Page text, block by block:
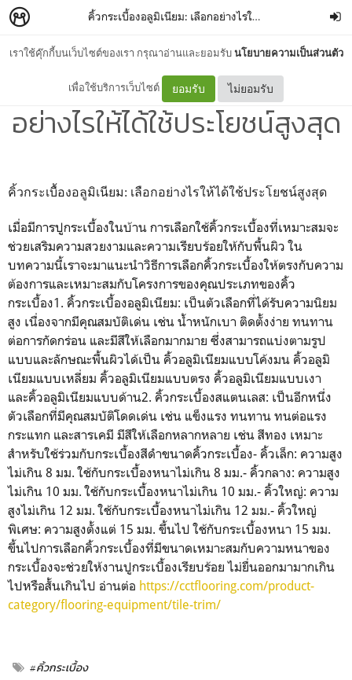
เราใช้คุ๊กกี้บนเว็บไซต์ของเรา กรุณาอ่านและยอมรับนโยบายความเป็นส่วนตัว
เพื่อใช้บริการเว็บไซต์ ยอมรับ ไม่ยอมรับ
คิ้วกระเบื้องอลูมิเนียม: เลือกอย่างไรให้ได้ใช้ประโยชน์สูงสุด
คิ้วกระเบื้องอลูมิเนียม: เลือก
อย่างไรให้ได้ใช้ประโยชน์สูงสุด
คิ้วกระเบื้องอลูมิเนียม: เลือกอย่างไรให้ได้ใช้ประโยชน์สูงสุด
เมื่อมีการปูกระเบื้องในบ้าน การเลือกใช้คิ้วกระเบื้องที่เหมาะสมจะ
ช่วยเสริมความสวยงามและความเรียบร้อยให้กับพื้นผิว ใน
บทความนี้เราจะมาแนะนำวิธีการเลือกคิ้วกระเบื้องให้ตรงกับความ
ต้องการและเหมาะสมกับโครงการของคุณประเภทของคิ้ว
กระเบื้อง1. คิ้วกระเบื้องอลูมิเนียม: เป็นตัวเลือกที่ได้รับความนิยม
สูง เนื่องจากมีคุณสมบัติเด่น เช่น น้ำหนักเบา ติดตั้งง่าย ทนทาน
ต่อการกัดกร่อน และมีสีให้เลือกมากมาย ซึ่งสามารถแบ่งตามรูป
แบบและลักษณะพื้นผิวได้เป็น คิ้วอลูมิเนียมแบบโค้งมน คิ้วอลูมิ
เนียมแบบเหลี่ยม คิ้วอลูมิเนียมแบบตรง คิ้วอลูมิเนียมแบบเงา
และคิ้วอลูมิเนียมแบบด้าน2. คิ้วกระเบื้องสแตนเลส: เป็นอีกหนึ่ง
ตัวเลือกที่มีคุณสมบัติโดดเด่น เช่น แข็งแรง ทนทาน ทนต่อแรง
กระแทก และสารเคมี มีสีให้เลือกหลากหลาย เช่น สีทอง เหมาะ
สำหรับใช้ร่วมกับกระเบื้องสีดำขนาดคิ้วกระเบื้อง- คิ้วเล็ก: ความสูง
ไม่เกิน 8 มม. ใช้กับกระเบื้องหนาไม่เกิน 8 มม.- คิ้วกลาง: ความสูง
ไม่เกิน 10 มม. ใช้กับกระเบื้องหนาไม่เกิน 10 มม.- คิ้วใหญ่: ความ
สูงไม่เกิน 12 มม. ใช้กับกระเบื้องหนาไม่เกิน 12 มม.- คิ้วใหญ่
พิเศษ: ความสูงตั้งแต่ 15 มม. ขึ้นไป ใช้กับกระเบื้องหนา 15 มม.
ขึ้นไปการเลือกคิ้วกระเบื้องที่มีขนาดเหมาะสมกับความหนาของ
กระเบื้องจะช่วยให้งานปูกระเบื้องเรียบร้อย ไม่ยื่นออกมามากเกิน
ไปหรือสั้นเกินไป อ่านต่อ https://cctflooring.com/product-
category/flooring-equipment/tile-trim/
#คิ้วกระเบื้อง